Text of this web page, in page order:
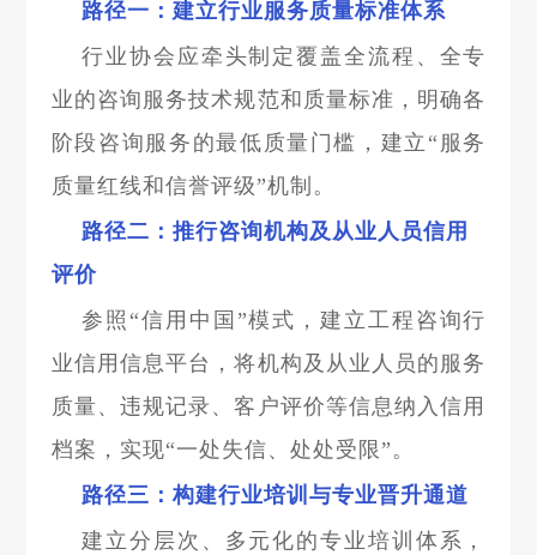
路径一：建立行业服务质量标准体系
行业协会应牵头制定覆盖全流程、全专
业的咨询服务技术规范和质量标准，明确各
阶段咨询服务的最低质量门槛，建立“服务
质量红线和信誉评级”机制。
路径二：推行咨询机构及从业人员信用
评价
参照“信用中国”模式，建立工程咨询行
业信用信息平台，将机构及从业人员的服务
质量、违规记录、客户评价等信息纳入信用
档案，实现“一处失信、处处受限”。
路径三：构建行业培训与专业晋升通道
建立分层次、多元化的专业培训体系，